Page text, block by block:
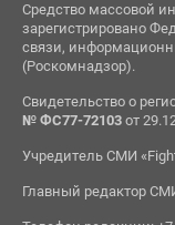
Средство массовой
зарегистрировано
связи,
(Роскомнадзор).
Свидетельство о
№ ФС77-72103от
Учредитель СМИ
Главный редактор